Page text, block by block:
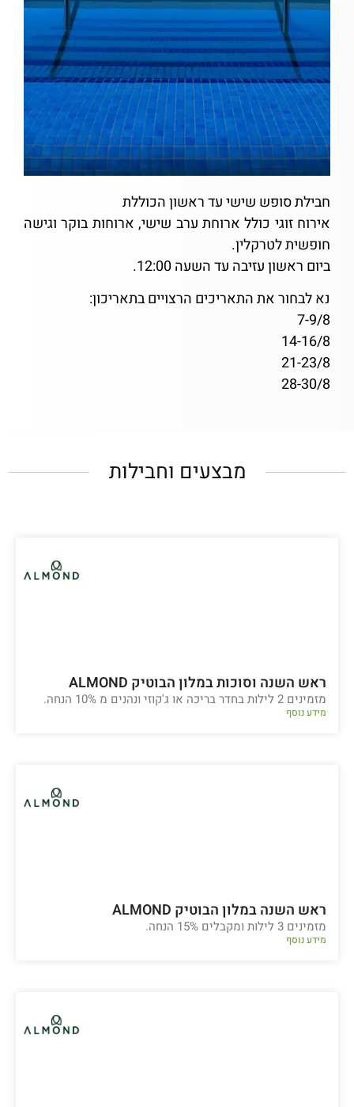
חבילת סופש שישי עד ראשון הכוללת
אירוח זוגי כולל ארוחת ערב שישי, ארוחות בוקר וגישה
חופשית לטרקלין.
ביום ראשון עזיבה עד השעה 12:00.
נא לבחור את התאריכים הרצויים בתאריכון:
7-9/8
14-16/8
21-23/8
28-30/8
מבצעים וחבילות
ראש השנה וסוכות במלון הבוטיק ALMOND
מזמינים 2 לילות בחדר בריכה או ג'קוזי ונהנים מ 10% הנחה.
מידע נוסף
ראש השנה במלון הבוטיק ALMOND
מזמינים 3 לילות ומקבלים 15% הנחה.
מידע נוסף